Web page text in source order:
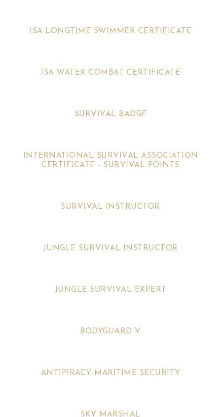
ISA LONGTIME SWIMMER CERTIFICATE
ISA WATER COMBAT CERTIFICATE
SURVIVAL BADGE
INTERNATIONAL SURVIVAL ASSOCIATION
CERTIFICATE - SURVIVAL POINTS
SURVIVAL INSTRUCTOR
JUNGLE SURVIVAL INSTRUCTOR
JUNGLE SURVIVAL EXPERT
BODYGUARD V
ANTIPIRACY-MARITIME SECURITY
SKY MARSHAL